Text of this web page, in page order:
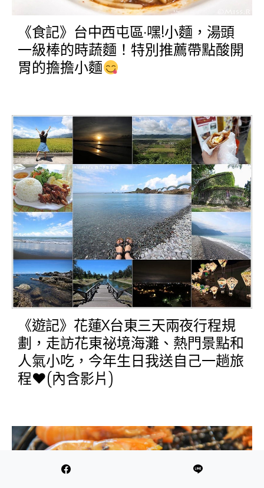
《食記》台中西屯區‧嘿!小麵，湯頭
一級棒的時蔬麵！特別推薦帶點酸開
胃的擔擔小麵
《遊記》花蓮X台東三天兩夜行程規
劃，走訪花東祕境海灘、熱門景點和
人氣小吃，今年生日我送自己一趟旅
程♥(內含影片)